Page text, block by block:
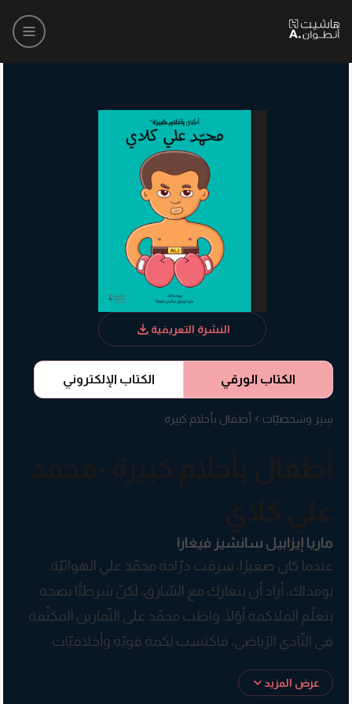
الكتاب الورقي الكتاب الإلكتروني
سِيَر وشخصيّات أطفال بأحلام كبيرة
ماريا إيزابيل سانشيز فيغارا
عندما كان صغيرًا، سرقت درّاجة محمّد علي الهوائيّة.
يومذاك، أراد أن يتعارك مع السّارق، لكنّ شرطيًّا نصحه
بتعلّم الملاكمة أوّلًا. واظب محمّد على التّمارين المكثّفة
في النّادي الرّياضي، فاكتسب لكمة قويّة وأخلاقيّات
مهنيّة عالية جدًّا. وبفضل فكره الفطن ولسانه الطَّليق،
نال أرفع لقب في عالم الملاكمة وهو لقب »بطل العالم
عرض المزيد
النشرة التعريفية